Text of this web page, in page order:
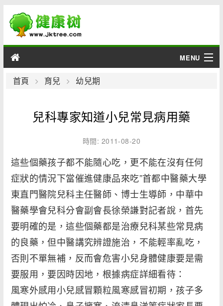
MENU
男性
綜合
疾病
首頁 育兒 幼兒期
兒科專家知道小兒常見病用藥
時間: 2011-08-20
這些個藥孩子都不能隨心吃，更不能在沒有任何
症狀的情況下當催進健康品來吃”首都中醫藥大學
東直門醫院兒科主任醫師、博士生導師，中華中
醫藥學會兒科分會副會長徐榮謙對記者說，首先
要明確的是，這些個藥都是治療兒科某些常見病
的良藥，但中醫講究辨證施治，不能輕率亂吃，
否則不單無補，反而會危害小兒身體健康要是需
要服用，要因時因地，根據病症詳細看待：
風寒外感用小兒感冒顆粒風寒感冒初期，孩子多